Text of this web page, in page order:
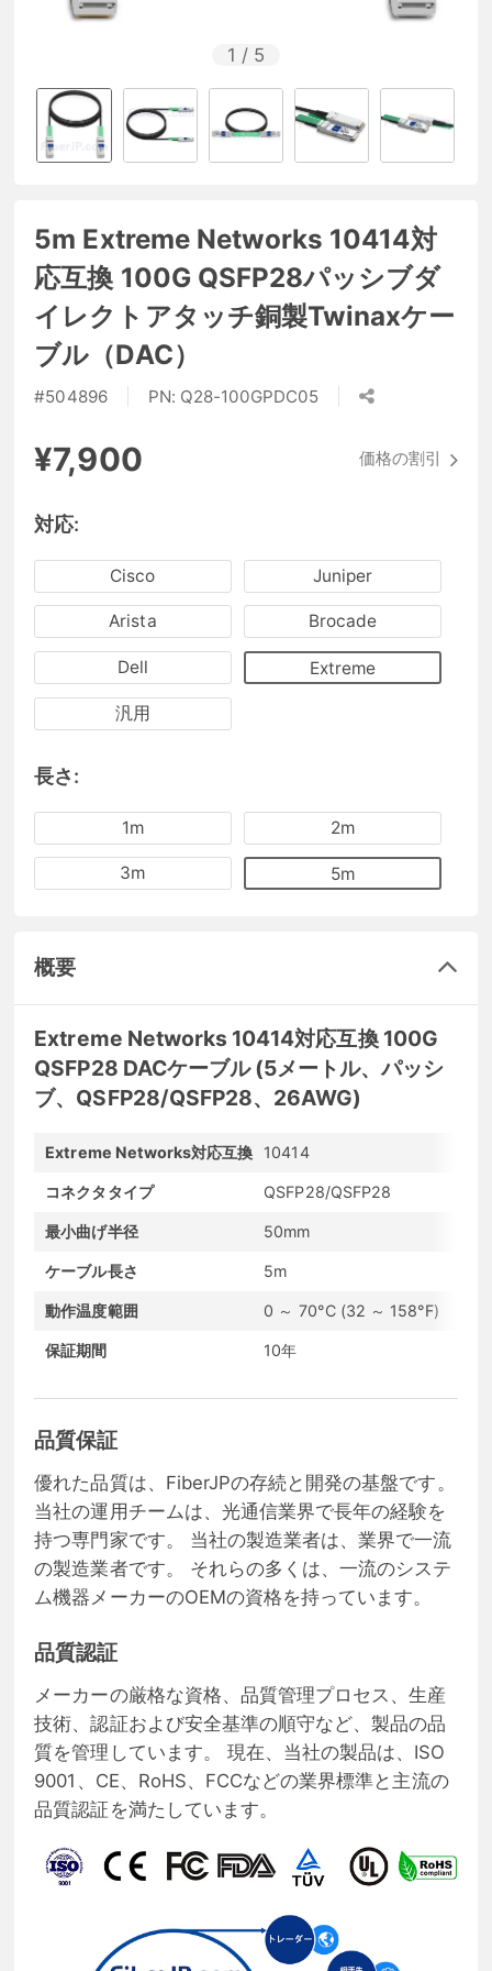
1 / 5
5m Extreme Networks 10414対
応互換 100G QSFP28パッシブダ
イレクトアタッチ銅製Twinaxケー
ブル（DAC）
#504896 PN: Q28-100GPDC05
¥7,900 価格の割引
対応:
Cisco Juniper
Arista Brocade
Dell Extreme
汎用
長さ:
1m 2m
3m 5m
概要
Extreme Networks 10414対応互換 100G
QSFP28 DACケーブル (5メートル、パッシ
ブ、QSFP28/QSFP28、26AWG)
Extreme Networks対応互換 10414
コネクタタイプ QSFP28/QSFP28
最小曲げ半径 50mm
ケーブル長さ 5m
動作温度範囲 0 ～ 70°C (32 ～ 158°F)
保証期間 10年
品質保証
優れた品質は、FiberJPの存続と開発の基盤です。
当社の運用チームは、光通信業界で長年の経験を
持つ専門家です。 当社の製造業者は、業界で一流
の製造業者です。 それらの多くは、一流のシステ
ム機器メーカーのOEMの資格を持っています。
品質認証
メーカーの厳格な資格、品質管理プロセス、生産
技術、認証および安全基準の順守など、製品の品
質を管理しています。 現在、当社の製品は、ISO
9001、CE、RoHS、FCCなどの業界標準と主流の
品質認証を満たしています。